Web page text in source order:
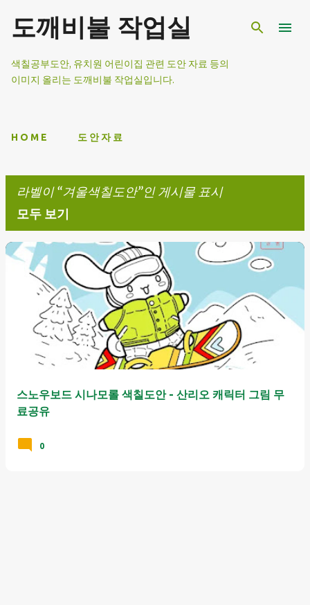
기본 콘텐츠로 건너뛰기
도깨비불 작업실
색칠공부도안, 유치원 어린이집 관련 도안 자료 등의
이미지 올리는 도깨비불 작업실입니다.
H O M E 도 안 자 료
라벨이 겨울색칠도안 인 게시물 표시
모두 보기
글
스노우보드 시나모롤 색칠도안 - 산리오 캐릭터 그림 무
료공유
0